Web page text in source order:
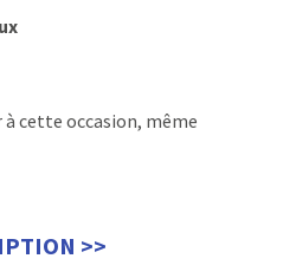
cette occasion, même
>>